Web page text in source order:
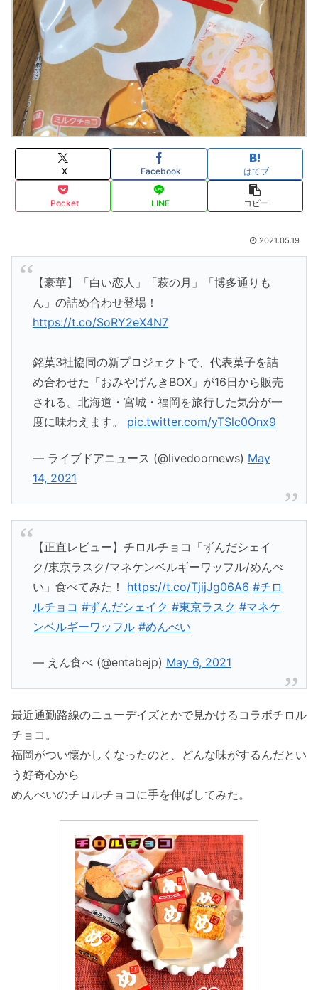
X Facebook はてブ
Pocket LINE コピー
2021.05.19
【豪華】「白い恋人」「萩の月」「博多通りも
ん」の詰め合わせ登場！
https://t.co/SoRY2eX4N7
銘菓3社協同の新プロジェクトで、代表菓子を詰
め合わせた「おみやげんきBOX」が16日から販売
される。北海道・宮城・福岡を旅行した気分が一
度に味わえます。 pic.twitter.com/yTSlc0Onx9
— ライブドアニュース (@livedoornews) May
14, 2021
【正直レビュー】チロルチョコ「ずんだシェイ
ク/東京ラスク/マネケンベルギーワッフル/めんべ
い」食べてみた！ https://t.co/TjijJg06A6 #チロ
ルチョコ #ずんだシェイク #東京ラスク #マネケ
ンベルギーワッフル #めんべい
— えん食べ (@entabejp) May 6, 2021
最近通勤路線のニューデイズとかで見かけるコラボチロル
チョコ。
福岡がつい懐かしくなったのと、どんな味がするんだとい
う好奇心から
めんべいのチロルチョコに手を伸ばしてみた。